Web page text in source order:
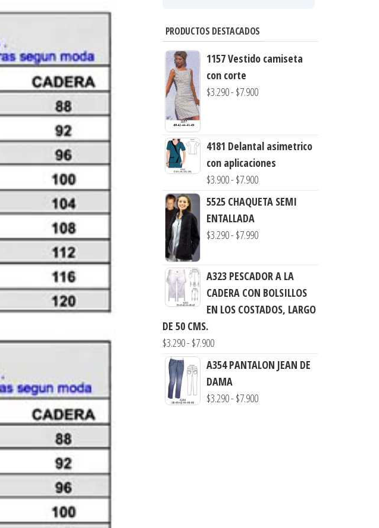
PRODUCTOS DESTACADOS
1157 Vestido camiseta
con corte
$3.290- $7.900Rango
desde
$3.290
hasta
4181 Delantal asimetrico
con aplicaciones
$3.900- $7.900Rango
de
desde
$7.900
5525 CHAQUETA SEMI
ENTALLADA
$3.290- $7.990Rango
desde
$3.290
hasta
A323 PESCADOR A LA
CADERA CON BOLSILLOS
EN LOS COSTADOS, LARGO
DE 50 CMS.
$3.290- $7.900Rango
de
precios:
desde
A354 PANTALON JEAN DE
DAMA
$3.290- $7.900Rango